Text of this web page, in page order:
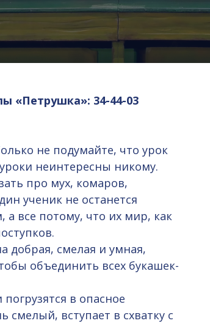
«Петрушка»: 34-44-03
не подумайте, что урок
неинтересны никому.
про мух, комаров,
ученик не останется
все потому, что их мир, как
добрая, смелая и умная,
объединить всех букашек-
в опасное
вступает в схватку с